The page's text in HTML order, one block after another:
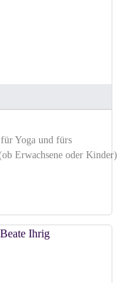
Yoga und fürs
Erwachsene oder Kinder)